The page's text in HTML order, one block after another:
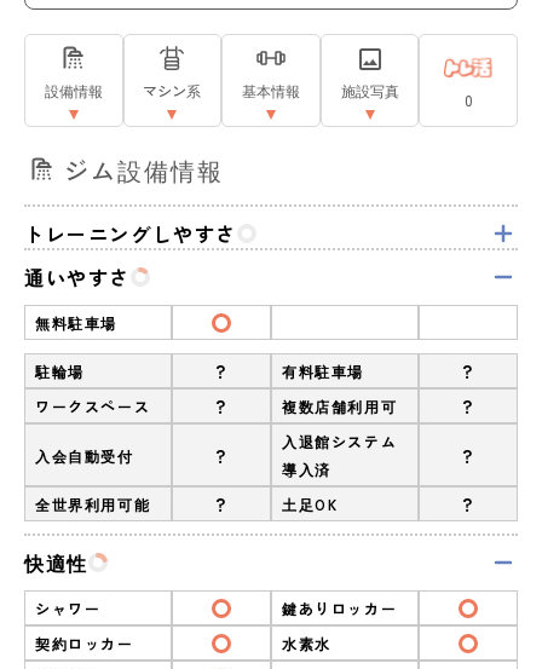
設備情報 マシン系 基本情報 施設写真 0
ジム設備情報
トレーニングしやすさ
通いやすさ
無料駐車場
駐輪場 ? 有料駐車場 ?
ワークスペース ? 複数店舗利用可 ?
入会自動受付 ?
入退館システム
導入済
?
全世界利用可能 ? 土足OK ?
快適性
シャワー
鍵ありロッカー
契約ロッカー
水素水